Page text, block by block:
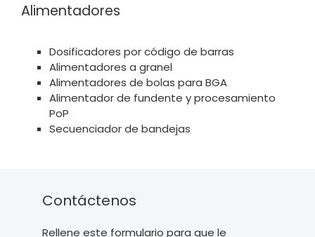
Alimentadores
Dosificadores por código de barras
Alimentadores a granel
Alimentadores de bolas para BGA
Alimentador de fundente y procesamiento
PoP
Secuenciador de bandejas
Contáctenos
Rellene este formulario para que le